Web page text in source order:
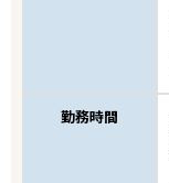
勤務時間